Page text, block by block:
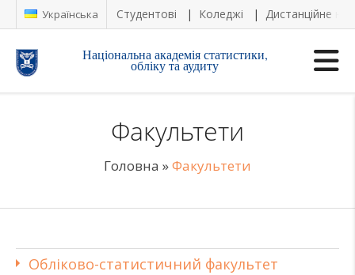
Українська Студентові Коледжі Дистанційне
Національна академія статистики,
обліку та аудиту
Факультети
Головна »Факультети
Обліково-статистичний факультет